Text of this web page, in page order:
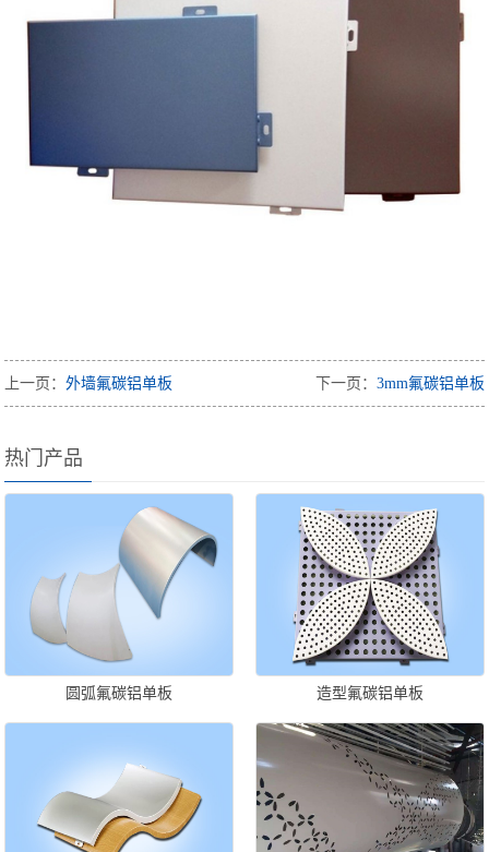
上一页：外墙氟碳铝单板 下一页： 3mm氟碳铝单板
热门产品
圆弧氟碳铝单板 造型氟碳铝单板